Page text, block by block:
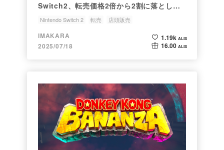
Switch2、転売価格2倍から2割に落として
も売れない気配
Nintendo Switch 2 転売 店頭販売
IMAKARA
2025/07/18
1.19k ALIS
16.00 ALIS